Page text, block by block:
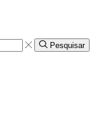
Pesquisar